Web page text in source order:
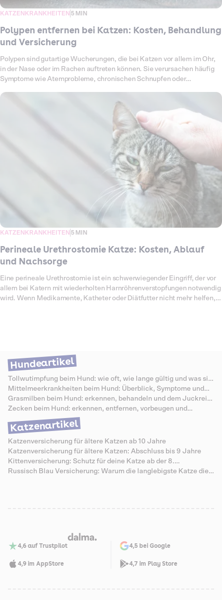
KATZENKRANKHEITEN 5 MIN
Polypen entfernen bei Katzen: Kosten, Behandlung
und Versicherung
Polypen sind gutartige Wucherungen, die bei Katzen vor allem im Ohr,
in der Nase oder im Rachen auftreten können. Sie verursachen häufig
Symptome wie Atemprobleme, chronischen Schnupfen oder
Klinikaufenthalt können die Kosten erheblich variieren. In diesem
Artikel erfährst du, wie sich die Behandlung gestaltet, welche Kosten
für das Entfernen von Polypen bei Katzen entstehen und wie dich eine
Katzenkrankenversicherung von Dalma entlasten kann.
KATZENKRANKHEITEN 5 MIN
Perineale Urethrostomie Katze: Kosten, Ablauf
und Nachsorge
Eine perineale Urethrostomie ist ein schwerwiegender Eingriff, der vor
allem bei Katern mit wiederholten Harnröhrenverstopfungen notwendig
wird. Wenn Medikamente, Katheter oder Diätfutter nicht mehr helfen,
perineale Urethrostomie bedeutet, wie sie abläuft und mit welchen
Kosten du rechnen musst, erfährst du in diesem Artikel.
Hundeartikel
Tollwutimpfung beim Hund: wie oft, wie lange gültig und was sie
kostet
Mittelmeerkrankheiten beim Hund: Überblick, Symptome und
Schutz
Grasmilben beim Hund: erkennen, behandeln und dem Juckreiz
vorbeugen
Zecken beim Hund: erkennen, entfernen, vorbeugen und
Krankheiten vermeiden
Katzenartikel
Katzenversicherung für ältere Katzen ab 10 Jahre
Katzenversicherung für ältere Katzen: Abschluss bis 9 Jahre
Kittenversicherung: Schutz für deine Katze ab der 8.
Lebenswoche
Russisch Blau Versicherung: Warum die langlebigste Katze die
4,6 auf Trustpilot 4,5 bei Google
4,9 im AppStore 4,7 im Play Store